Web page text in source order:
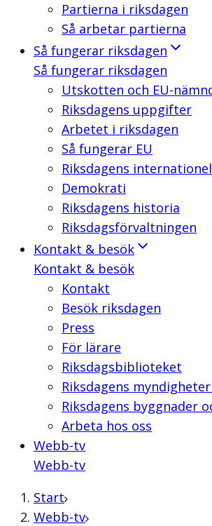
Partierna i riksdagen
Så arbetar partierna
Så fungerar riksdagen
Så fungerar riksdagen
Utskotten och EU-
Riksdagens uppgifter
Arbetet i riksdagen
Så fungerar EU
Riksdagens
Demokrati
Riksdagens historia
Riksdagsförvaltningen
Kontakt & besök
Kontakt & besök
Kontakt
Besök riksdagen
Press
För lärare
Riksdagsbiblioteket
Riksdagens
Riksdagens byggnader
Arbeta hos oss
Webb-tv
Webb-tv
Start
Webb-tv